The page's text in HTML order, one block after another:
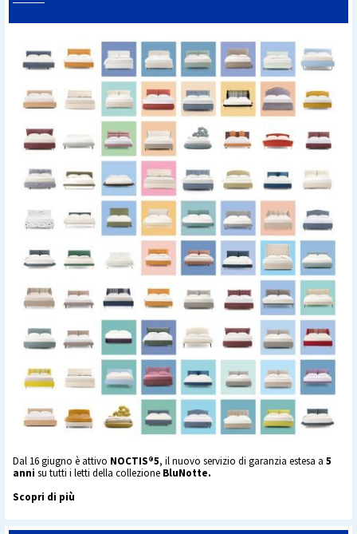
Dal 16 giugno è attivo NOCTIS®5, il nuovo servizio di garanzia estesa a5
anni su tutti i letti della collezione BluNotte.
Scopri di più